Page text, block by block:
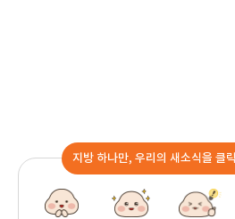
지방 하나만, 우리의 새소식을 클